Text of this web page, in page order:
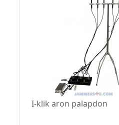
I-klik aron palapdon